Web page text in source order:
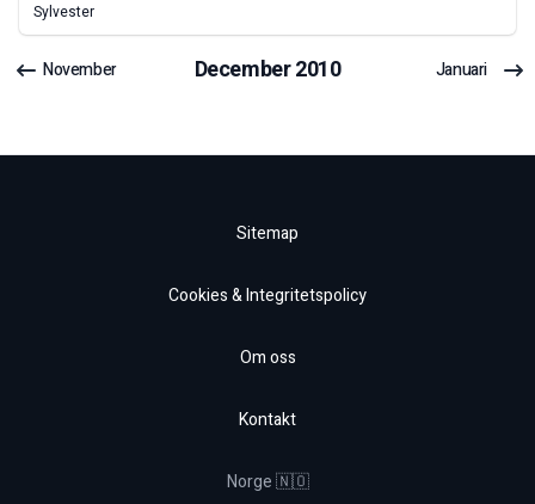
Sylvester
November December2010 Januari
Sitemap
Cookies & Integritetspolicy
Om oss
Kontakt
Norge 🇳🇴